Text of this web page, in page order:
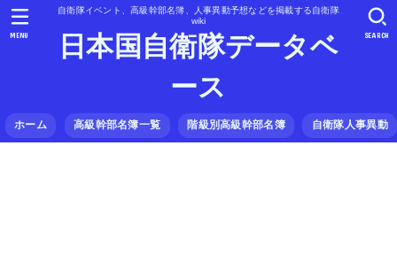
自衛隊イベント、高級幹部名簿、人事異動予想などを掲載する自衛隊
wiki
日本国自衛隊データベ
ース
ホーム 高級幹部名簿一覧 階級別高級幹部名簿 自衛隊人事異動
SEARCH
MENU